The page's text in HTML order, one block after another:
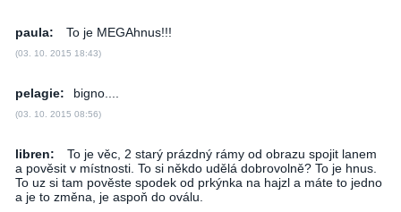
paula: To je MEGAhnus!!!
(03. 10. 2015 18:43)
pelagie: bigno....
(03. 10. 2015 08:56)
libren:
To je věc, 2 starý prázdný rámy od obrazu spojit lanem
a pověsit v místnosti. To si někdo udělá dobrovolně? To je hnus.
To uz si tam pověste spodek od prkýnka na hajzl a máte to jedno
a je to změna, je aspoň do oválu.